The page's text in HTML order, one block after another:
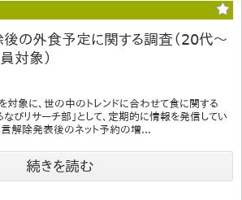
の外食予定に関する調査（20代～
対象）
対象に、世の中のトレンドに合わせて食に関する
なびリサーチ部」として、定期的に情報を発信してい
言解除発表後のネット予約の増...
続きを読む